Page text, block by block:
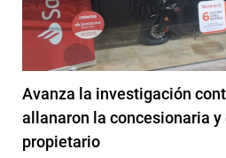
Avanza la investigación
allanaron la concesionaria y
propietario